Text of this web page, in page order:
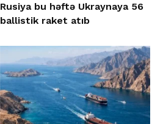
Rusiya bu həftə Ukraynaya 56
ballistik raket atıb